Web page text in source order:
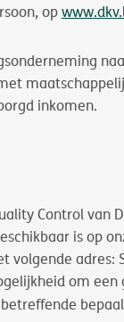
op
inkomen.
Control van
is op
adres:
om een